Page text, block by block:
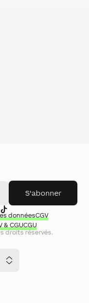
S'abonner
droits réservés.
donnéesCGV
& CGUCGU